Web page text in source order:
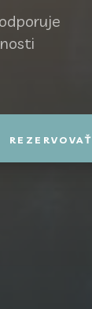
REZERVOVAŤ